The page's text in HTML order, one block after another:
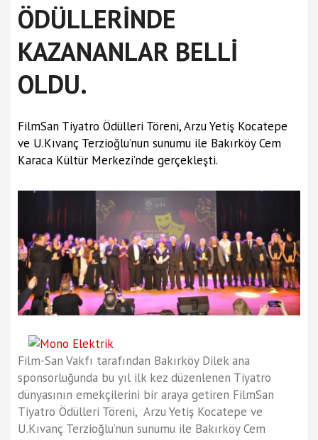
ÖDÜLLERİNDE
KAZANANLAR BELLİ
OLDU.
FilmSan Tiyatro Ödülleri Töreni, Arzu Yetiş Kocatepe
ve U.Kıvanç Terzioğlu’nun sunumu ile Bakırköy Cem
Karaca Kültür Merkezi’nde gerçekleşti.
Film-San Vakfı tarafından Bakırköy Dilek ana
sponsorluğunda bu yıl ilk kez düzenlenen Tiyatro
dünyasının emekçilerini bir araya getiren FilmSan
Tiyatro Ödülleri Töreni, Arzu Yetiş Kocatepe ve
U.Kıvanç Terzioğlu’nun sunumu ile Bakırköy Cem